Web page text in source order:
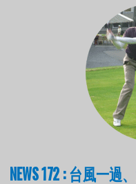
NEWS 172 : 台風一